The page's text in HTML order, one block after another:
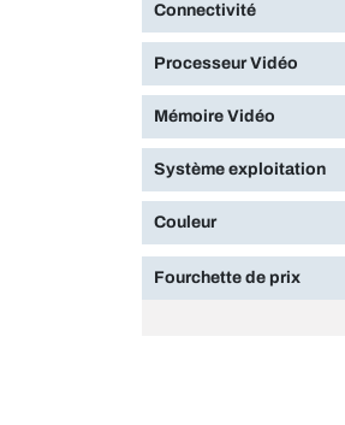
Connectivité
Processeur Vidéo
Mémoire Vidéo
Système exploitation
Couleur
Fourchette de prix